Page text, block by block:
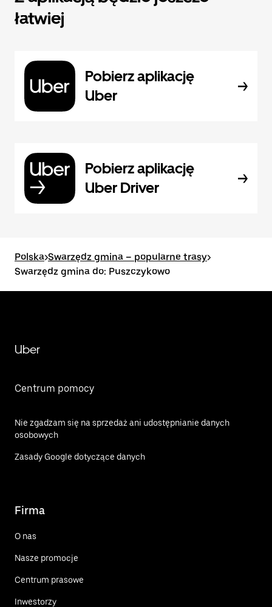
łatwiej
Pobierz aplikację
Uber
Pobierz aplikację
Uber Driver
Polska>Swarzędz gmina – popularne trasy>
Swarzędz gmina do: Puszczykowo
Uber
Centrum pomocy
Nie zgadzam się na sprzedaż ani udostępnianie danych
osobowych
Zasady Google dotyczące danych
Firma
O nas
Nasze promocje
Centrum prasowe
Inwestorzy